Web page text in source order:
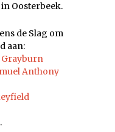
Oosterbeek.
de Slag om
aan:
Anthony
.